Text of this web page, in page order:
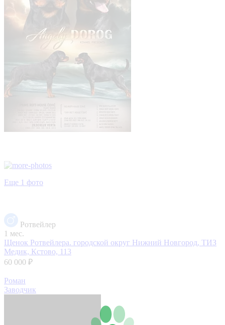
Еще 1 фото
Ротвейлер
1 мес.
Щенок Ротвейлера. городской округ Нижний Новгород, ТИЗ
Медик, Кстово, 113
60 000 ₽
Роман
Заводчик